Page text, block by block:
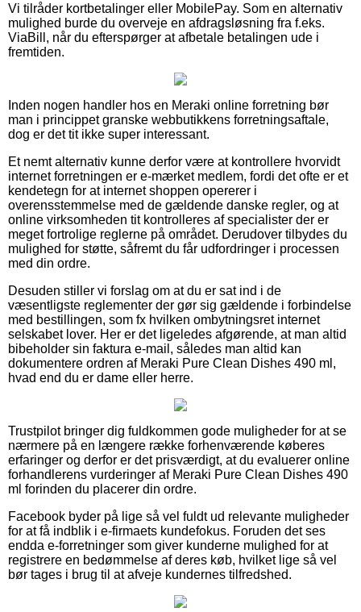
Vi tilråder kortbetalinger eller MobilePay. Som en alternativ
mulighed burde du overveje en afdragsløsning fra f.eks.
ViaBill, når du efterspørger at afbetale betalingen ude i
fremtiden.
Inden nogen handler hos en Meraki online forretning bør
man i princippet granske webbutikkens forretningsaftale,
dog er det tit ikke super interessant.
Et nemt alternativ kunne derfor være at kontrollere hvorvidt
internet forretningen er e-mærket medlem, fordi det ofte er et
kendetegn for at internet shoppen opererer i
overensstemmelse med de gældende danske regler, og at
online virksomheden tit kontrolleres af specialister der er
meget fortrolige reglerne på området. Derudover tilbydes du
mulighed for støtte, såfremt du får udfordringer i processen
med din ordre.
Desuden stiller vi forslag om at du er sat ind i de
væsentligste reglementer der gør sig gældende i forbindelse
med bestillingen, som fx hvilken ombytningsret internet
selskabet lover. Her er det ligeledes afgørende, at man altid
bibeholder sin faktura e-mail, således man altid kan
dokumentere ordren af Meraki Pure Clean Dishes 490 ml,
hvad end du er dame eller herre.
Trustpilot bringer dig fuldkommen gode muligheder for at se
nærmere på en længere række forhenværende køberes
erfaringer og derfor er det prisværdigt, at du evaluerer online
forhandlerens vurderinger af Meraki Pure Clean Dishes 490
ml forinden du placerer din ordre.
Facebook byder på lige så vel fuldt ud relevante muligheder
for at få indblik i e-firmaets kundefokus. Foruden det ses
endda e-forretninger som giver kunderne mulighed for at
registrere en bedømmelse af deres køb, hvilket lige så vel
bør tages i brug til at afveje kundernes tilfredshed.